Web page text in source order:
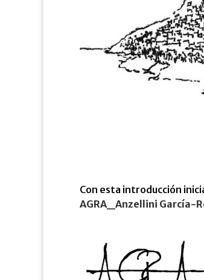
Con esta introducción
AGRA_Anzellini García-